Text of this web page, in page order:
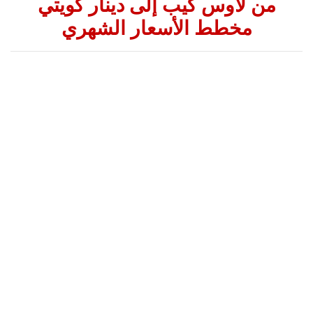
من لاوس كيب إلى دينار كويتي
مخطط الأسعار الشهري